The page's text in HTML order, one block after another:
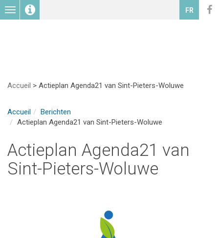
Toggle
navigation
FR
Accueil > Actieplan Agenda21 van Sint-Pieters-Woluwe
Accueil
Berichten
Actieplan Agenda21 van Sint-Pieters-Woluwe
Actieplan Agenda21 van
Sint-Pieters-Woluwe